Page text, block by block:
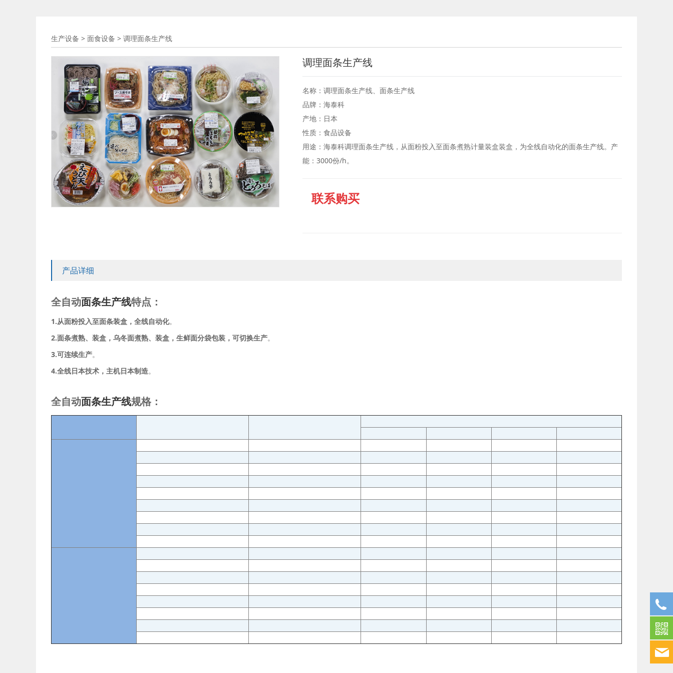
调理面条生产线
生产设备 > 面食设备 > 调理面条生产线
调理面条生产线
名称：调理面条生产线、面条生产线
品牌：海泰科
产地：日本
性质：食品设备
用途：海泰科调理面条生产线，从面粉投入至面条煮熟计量装盒装盒，为全线自动化的面条生产线。产
能：3000份/h。
联系购买
产品详细
全自动面条生产线特点：
1.从面粉投入至面条装盒，全线自动化。
2.面条煮熟、装盒，乌冬面煮熟、装盒，生鲜面分袋包装，可切换生产。
3.可连续生产。
4.全线日本技术，主机日本制造。
全自动面条生产线规格：